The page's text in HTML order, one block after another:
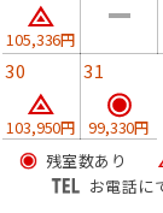
ルでご用意いた
―ご朝食―
地元産、自家
まずは身体をゆ
ら。
朝陽差し込む
105,336円
30
103,950円
31
99,330円
残室数あり
お電話に